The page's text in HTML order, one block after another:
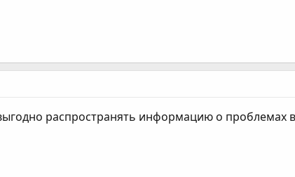
распространять информацию о проблемах в